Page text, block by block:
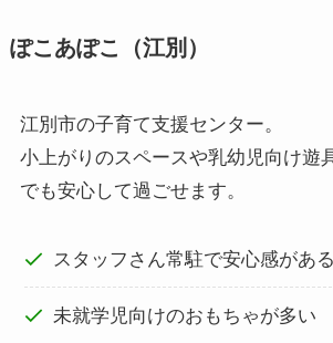
ぽこあぽこ（江別）
江別市の子育て支援センター。
小上がりのスペースや乳幼児向け遊
でも安心して過ごせます。
スタッフさん常駐で安心感がある
未就学児向けのおもちゃが多い